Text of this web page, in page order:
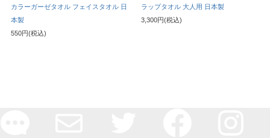
カラーガーゼタオル フェイスタオル 日
本製
550円(税込)
ラップタオル 大人用 日本製
3,300円(税込)